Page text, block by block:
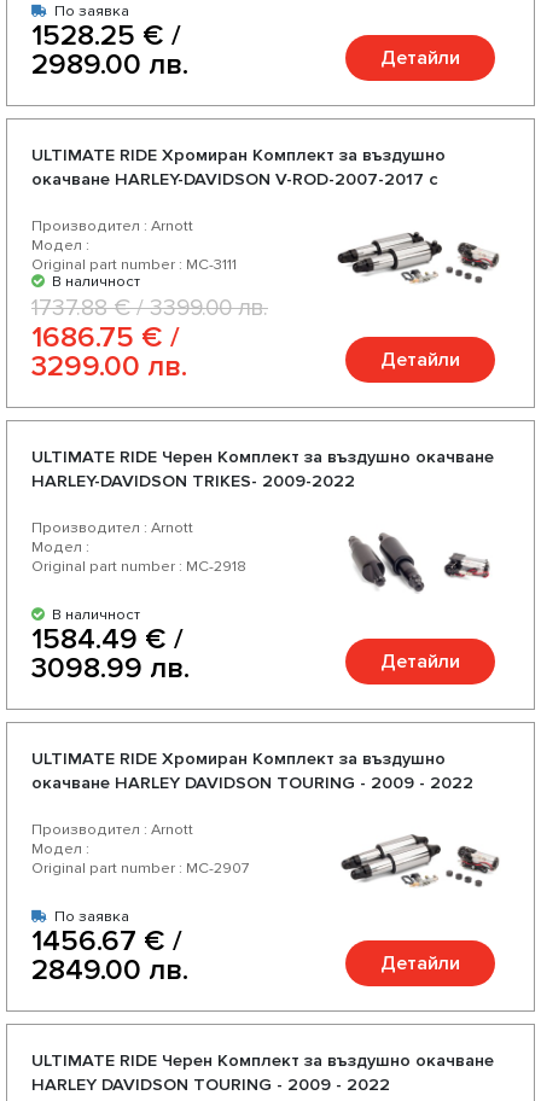
По заявка
1528.25 € /
2989.00 лв.
Детайли
ULTIMATE RIDE Хромиран Комплект за въздушно
окачване HARLEY-DAVIDSON V-ROD-2007-2017 с
Производител : Arnott
Модел :
Original part number : MC-3111
В наличност
1737.88 € / 3399.00 лв.
1686.75 € /
3299.00 лв.
Детайли
ULTIMATE RIDE Черен Комплект за въздушно окачване
HARLEY-DAVIDSON TRIKES- 2009-2022
Производител : Arnott
Модел :
Original part number : MC-2918
В наличност
1584.49 € /
3098.99 лв.
Детайли
ULTIMATE RIDE Хромиран Комплект за въздушно
окачване HARLEY DAVIDSON TOURING - 2009 - 2022
Производител : Arnott
Модел :
Original part number : MC-2907
По заявка
1456.67 € /
2849.00 лв.
Детайли
ULTIMATE RIDE Черен Комплект за въздушно окачване
HARLEY DAVIDSON TOURING - 2009 - 2022